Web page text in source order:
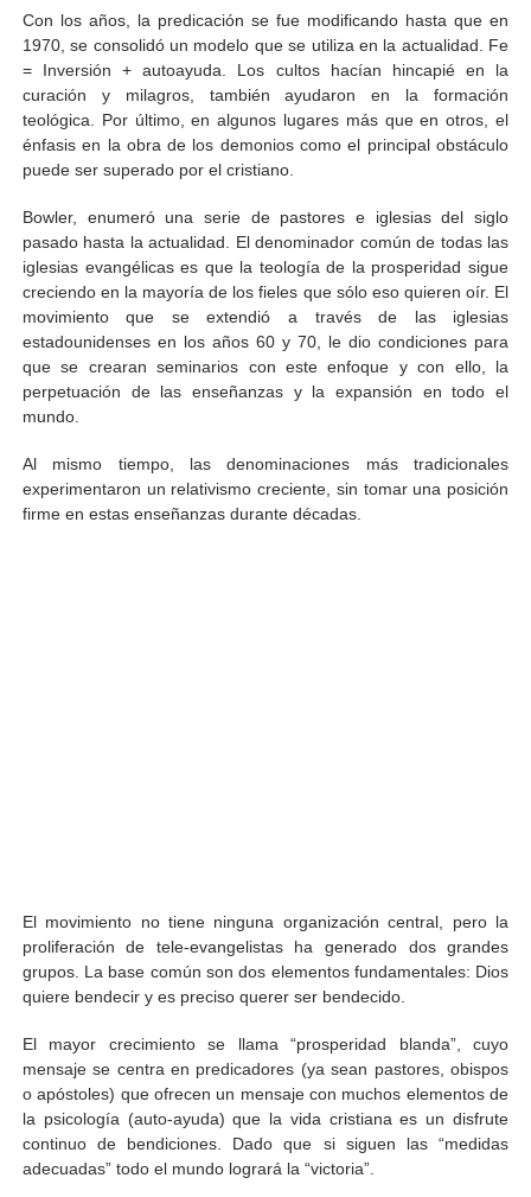
Con los años, la predicación se fue modificando hasta que en
1970, se consolidó un modelo que se utiliza en la actualidad. Fe
= Inversión + autoayuda. Los cultos hacían hincapié en la
curación y milagros, también ayudaron en la formación
teológica. Por último, en algunos lugares más que en otros, el
énfasis en la obra de los demonios como el principal obstáculo
puede ser superado por el cristiano.
Bowler, enumeró una serie de pastores e iglesias del siglo
pasado hasta la actualidad. El denominador común de todas las
iglesias evangélicas es que la teología de la prosperidad sigue
creciendo en la mayoría de los fieles que sólo eso quieren oír. El
movimiento que se extendió a través de las iglesias
estadounidenses en los años 60 y 70, le dio condiciones para
que se crearan seminarios con este enfoque y con ello, la
perpetuación de las enseñanzas y la expansión en todo el
mundo.
Al mismo tiempo, las denominaciones más tradicionales
experimentaron un relativismo creciente, sin tomar una posición
firme en estas enseñanzas durante décadas.
El movimiento no tiene ninguna organización central, pero la
proliferación de tele-evangelistas ha generado dos grandes
grupos. La base común son dos elementos fundamentales: Dios
quiere bendecir y es preciso querer ser bendecido.
El mayor crecimiento se llama “prosperidad blanda”, cuyo
mensaje se centra en predicadores (ya sean pastores, obispos
o apóstoles) que ofrecen un mensaje con muchos elementos de
la psicología (auto-ayuda) que la vida cristiana es un disfrute
continuo de bendiciones. Dado que si siguen las “medidas
adecuadas” todo el mundo logrará la “victoria”.